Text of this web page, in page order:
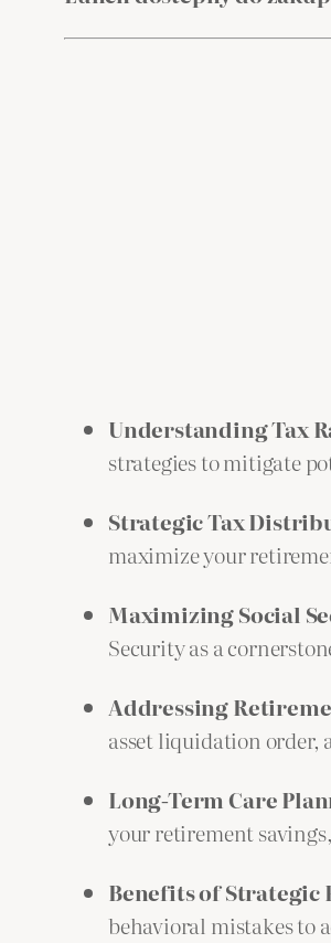
Understanding Tax
strategies to mitigate
Strategic Tax
maximize your
Maximizing Social
Security as a
Addressing
asset liquidation order,
Long-Term Care
your retirement
Benefits of Strategic
behavioral mistakes to